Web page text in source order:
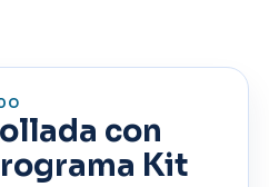
con
Kit